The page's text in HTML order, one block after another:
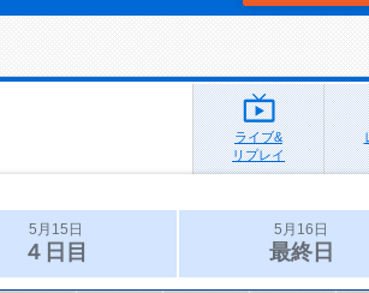
ライブ&
リプレイ
5月15日
４日目
5月16日
最終日